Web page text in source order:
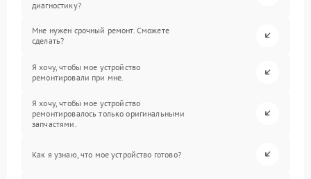
диагностику?
Мне нужен срочный ремонт. Сможете
сделать?
Я хочу, чтобы мое устройство
ремонтировали при мне.
Я хочу, чтобы мое устройство
ремонтировалось только оригинальными
запчастями.
Как я узнаю, что мое устройство готово?